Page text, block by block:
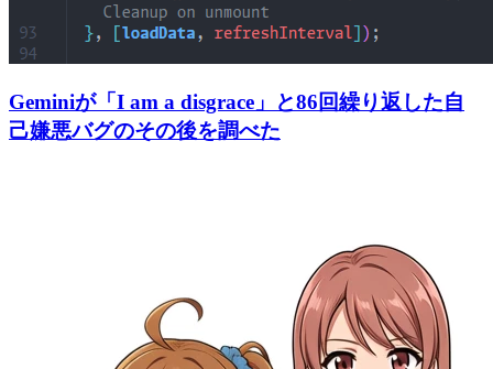
Geminiが「I am a disgrace」と86回繰り返した自
己嫌悪バグのその後を調べた